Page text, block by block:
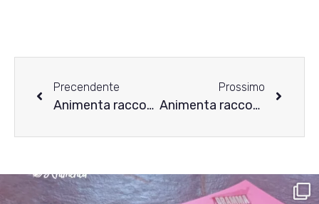
Precendente
Animenta racconta i disturbi alimentari – La storia di Alice
Prossimo
Animenta racconta i disturbi alimentari – La lettera di Caterina